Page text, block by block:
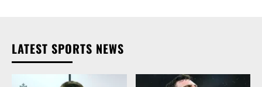
LATEST SPORTS NEWS